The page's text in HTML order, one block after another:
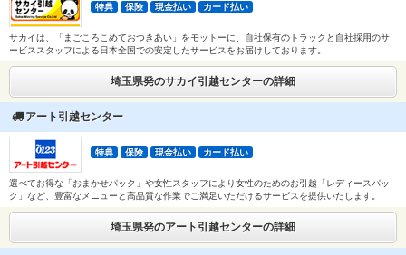
特典 保険 現金払い カード払い
サカイは、「まごころこめておつきあい」をモットーに、自社保有のトラックと自社採用のサ
ービススタッフによる日本全国での安定したサービスをお届けしております。
埼玉県発のサカイ引越センターの詳細
アート引越センター
特典 保険 現金払い カード払い
選べてお得な「おまかせパック」や女性スタッフにより女性のためのお引越「レディースパッ
ク」など、豊富なメニューと高品質な作業でご満足いただけるサービスを提供いたします。
埼玉県発のアート引越センターの詳細